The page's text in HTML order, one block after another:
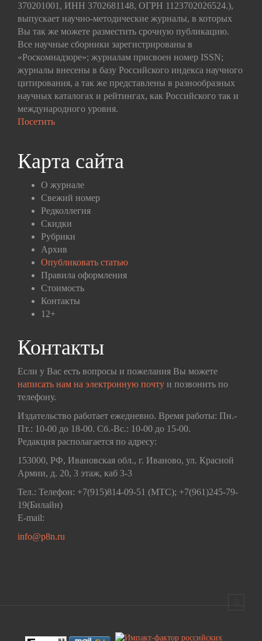
370201001, ИНН 3702681148, ОГРН 1123702026524.),
выпускает научно-методические журналы, в которых
Вы так же можете разместить срочную публикацию.
Все научные сборники зарегистрированы в
«Роскомнадзоре»; журналам присвоен номер ISSN;
журналы внесены в базу Российского индекса научного
цитирования, а так же представлены в разнообразных
научных каталогах и рейтингах, как Российского так и
международного уровня.
Посетить
Карта сайта
О журнале
Свежий номер
Редколлегия
Скидки
Рубрики
Архив
Опубликовать статью
Правила оформления
Стоимость
Контакты
12+
Контакты
Если у Вас есть вопросы и пожелания Вы можете
написать нам на электронную почту и позвонить по
телефону.
Издательство работает ежедневно. Время работы: Пн.-
Пт.: 10-00 до 18-00. Сб.-Вс.: 10-00 до 15-00.
Редакция располагается по адресу:
153000, РФ, Ивановская обл., г. Иваново, ул. Красной
Армии, д. 20, 3 этаж, каб 3-3
Тел.: Телефон: +7(915)814-09-51 (МТС); +7(961)245-79-
19(Билайн)
E-mail:
info@p8n.ru